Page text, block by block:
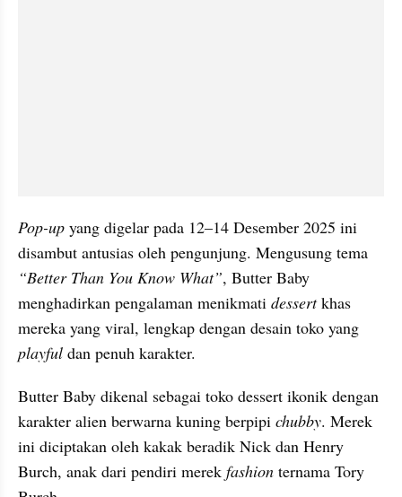
Pop-up yang digelar pada 12–14 Desember 2025 ini
“Better Than You Know What”, Butter Baby
menghadirkan pengalaman menikmati dessert khas
playful dan penuh karakter.
Butter Baby dikenal sebagai toko dessert ikonik dengan
karakter alien berwarna kuning berpipi chubby. Merek
ini diciptakan oleh kakak beradik Nick dan Henry
Burch, anak dari pendiri merek fashion ternama Tory